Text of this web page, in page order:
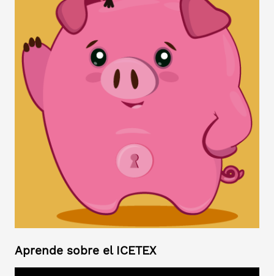
Aprende sobre el ICETEX